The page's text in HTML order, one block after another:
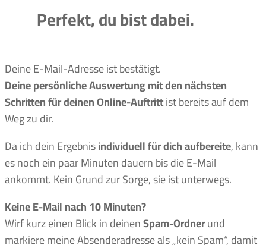
Perfekt, du bist dabei.
Deine E-Mail-Adresse ist bestätigt.
Deine persönliche Auswertung mit den nächsten
Schritten für deinen Online-Auftrittist bereits auf dem
Weg zu dir.
Da ich dein Ergebnisindividuell für dich aufbereite, kann
es noch ein paar Minuten dauern bis die E-Mail
ankommt. Kein Grund zur Sorge, sie ist unterwegs.
Keine E-Mail nach 10 Minuten?
Wirf kurz einen Blick in deinenSpam-Ordnerund
markiere meine Absenderadresse als „kein Spam“, damit